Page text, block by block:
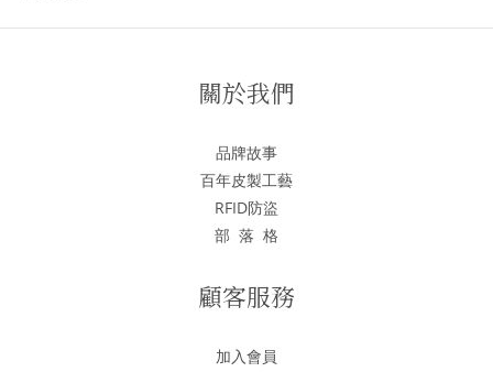
關於我們
品牌故事
百年皮製工藝
RFID防盜
部 落 格
顧客服務
加入會員